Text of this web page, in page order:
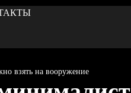
взять на вооружение